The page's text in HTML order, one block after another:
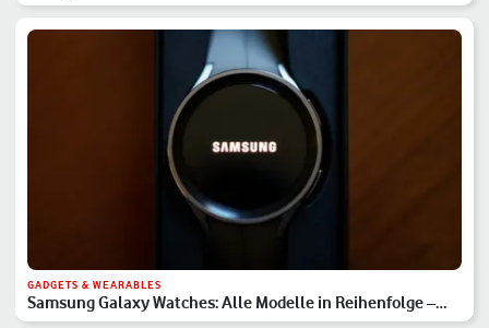
GADGETS & WEARABLES
Samsung Galaxy Watches: Alle Modelle in Reihenfolge –
Hauptserie, Classic & Ultra